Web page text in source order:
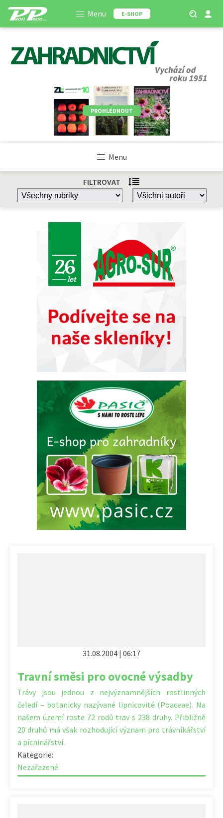
Menu E-SHOP
PROHLÉDNOUT
Menu
FILTROVAT
31.08.2004 | 06:17
Travní směsi pro ovocné výsadby
Trávy jsou jednou z nejvýznamnějších rostlinných
čeledí – botanicky nazývané lipnicovité (Poaceae). Na
našem území roste 72 rodů trav s 238 druhy. Přibližně
20 druhů má však rozhodující význam pro trávníkářství
a pícninářství.
Kategorie:
Nezařazené